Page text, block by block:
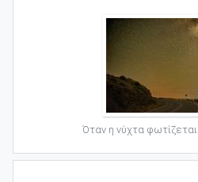
Όταν η νύχτα